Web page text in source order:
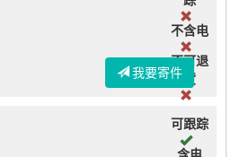
不含电
不可退
货
我要寄件
可跟踪